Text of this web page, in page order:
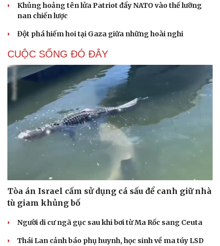
Cải chính
Khủng hoảng tên lửa Patriot đẩy NATO vào thế lưỡng
nan chiến lược
Đột phá hiếm hoi tại Gaza giữa những hoài nghi
CUỘC SỐNG ĐÓ ĐÂY
Tòa án Israel cấm sử dụng cá sấu để canh giữ nhà
tù giam khủng bố
Người di cư ngã gục sau khi bơi từ Ma Rốc sang Ceuta
Thái Lan cảnh báo phụ huynh, học sinh về ma túy LSD